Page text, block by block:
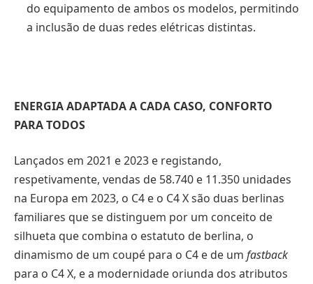
do equipamento de ambos os modelos, permitindo
a inclusão de duas redes elétricas distintas.
ENERGIA ADAPTADA A CADA CASO, CONFORTO
PARA TODOS
Lançados em 2021 e 2023 e registando,
respetivamente, vendas de 58.740 e 11.350 unidades
na Europa em 2023, o C4 e o C4 X são duas berlinas
familiares que se distinguem por um conceito de
silhueta que combina o estatuto de berlina, o
dinamismo de um coupé para o C4 e de um fastback
para o C4 X, e a modernidade oriunda dos atributos